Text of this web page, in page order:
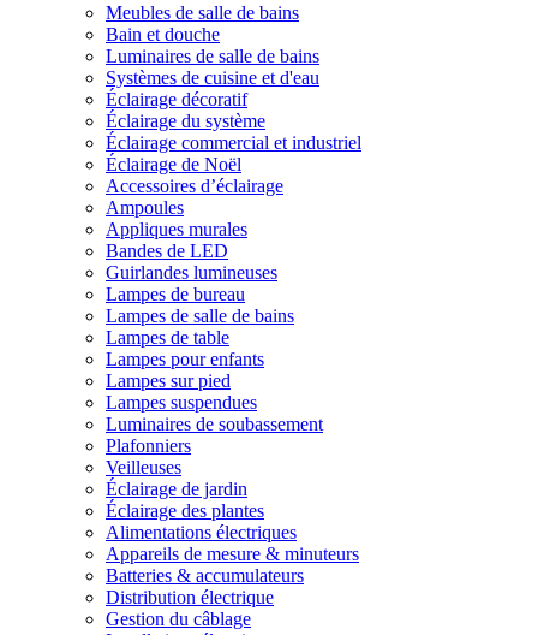
Meubles de salle de bains
Bain et douche
Luminaires de salle de bains
Systèmes de cuisine et d'eau
Éclairage décoratif
Éclairage du système
Éclairage commercial et industriel
Éclairage de Noël
Accessoires d’éclairage
Ampoules
Appliques murales
Bandes de LED
Guirlandes lumineuses
Lampes de bureau
Lampes de salle de bains
Lampes de table
Lampes pour enfants
Lampes sur pied
Lampes suspendues
Luminaires de soubassement
Plafonniers
Veilleuses
Éclairage de jardin
Éclairage des plantes
Alimentations électriques
Appareils de mesure & minuteurs
Batteries & accumulateurs
Distribution électrique
Gestion du câblage